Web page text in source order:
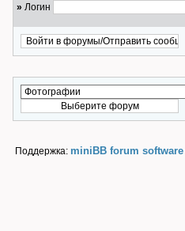
» Логин
Поддержка: miniBB forum software